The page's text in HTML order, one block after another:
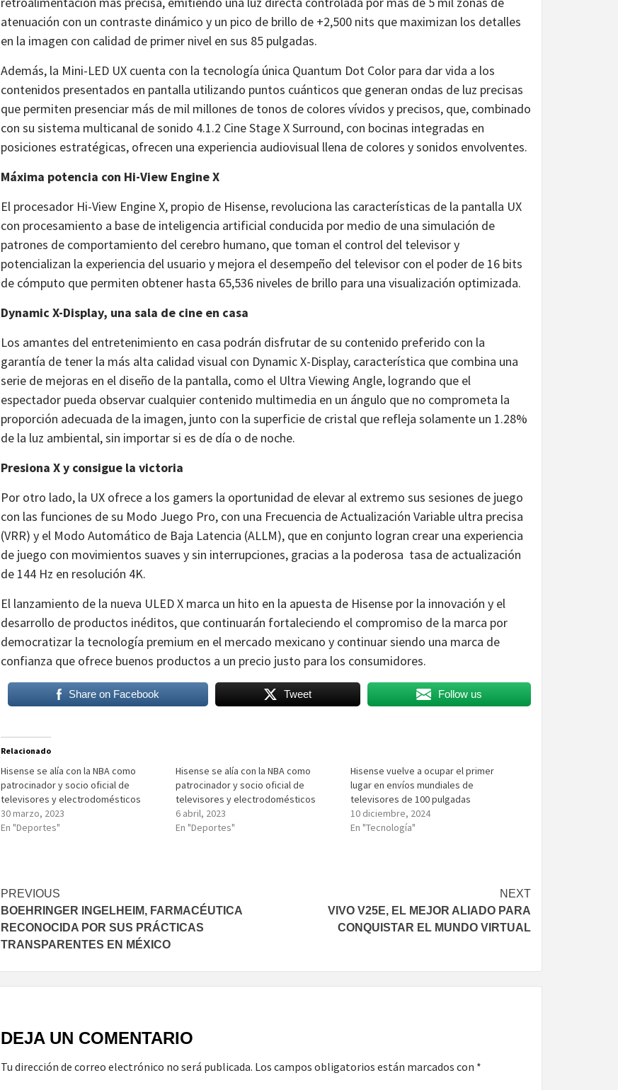
atenuación con un contraste dinámico y un pico de brillo de +2,500 nits que maximizan los detalles
en la imagen con calidad de primer nivel en sus 85 pulgadas.
Además, la Mini-LED UX cuenta con la tecnología única Quantum Dot Color para dar vida a los
contenidos presentados en pantalla utilizando puntos cuánticos que generan ondas de luz precisas
que permiten presenciar más de mil millones de tonos de colores vívidos y precisos, que, combinado
con su sistema multicanal de sonido 4.1.2 Cine Stage X Surround, con bocinas integradas en
posiciones estratégicas, ofrecen una experiencia audiovisual llena de colores y sonidos envolventes.
Máxima potencia con Hi-View Engine X
El procesador Hi-View Engine X, propio de Hisense, revoluciona las características de la pantalla UX
con procesamiento a base de inteligencia artificial conducida por medio de una simulación de
patrones de comportamiento del cerebro humano, que toman el control del televisor y
potencializan la experiencia del usuario y mejora el desempeño del televisor con el poder de 16 bits
de cómputo que permiten obtener hasta 65,536 niveles de brillo para una visualización optimizada.
Dynamic X-Display, una sala de cine en casa
Los amantes del entretenimiento en casa podrán disfrutar de su contenido preferido con la
garantía de tener la más alta calidad visual con Dynamic X-Display, característica que combina una
serie de mejoras en el diseño de la pantalla, como el Ultra Viewing Angle, logrando que el
espectador pueda observar cualquier contenido multimedia en un ángulo que no comprometa la
proporción adecuada de la imagen, junto con la superficie de cristal que refleja solamente un 1.28%
de la luz ambiental, sin importar si es de día o de noche.
Presiona X y consigue la victoria
Por otro lado, la UX ofrece a los gamers la oportunidad de elevar al extremo sus sesiones de juego
con las funciones de su Modo Juego Pro, con una Frecuencia de Actualización Variable ultra precisa
(VRR) y el Modo Automático de Baja Latencia (ALLM), que en conjunto logran crear una experiencia
de juego con movimientos suaves y sin interrupciones, gracias a la poderosa tasa de actualización
de 144 Hz en resolución 4K.
El lanzamiento de la nueva ULED X marca un hito en la apuesta de Hisense por la innovación y el
desarrollo de productos inéditos, que continuarán fortaleciendo el compromiso de la marca por
democratizar la tecnología premium en el mercado mexicano y continuar siendo una marca de
confianza que ofrece buenos productos a un precio justo para los consumidores.
Share on Facebook Tweet Follow us
Relacionado
Hisense se alía con la NBA como
patrocinador y socio oficial de
televisores y electrodomésticos
30 marzo, 2023
En "Deportes"
Hisense se alía con la NBA como
patrocinador y socio oficial de
televisores y electrodomésticos
6 abril, 2023
En "Deportes"
Hisense vuelve a ocupar el primer
lugar en envíos mundiales de
televisores de 100 pulgadas
10 diciembre, 2024
En "Tecnología"
Post
navigation
PREVIOUS
BOEHRINGER INGELHEIM, FARMACÉUTICA
RECONOCIDA POR SUS PRÁCTICAS
TRANSPARENTES EN MÉXICO
NEXT
VIVO V25E, EL MEJOR ALIADO PARA
CONQUISTAR EL MUNDO VIRTUAL
DEJA UN COMENTARIO
Tu dirección de correo electrónico no será publicada. Los campos obligatorios están marcados con *